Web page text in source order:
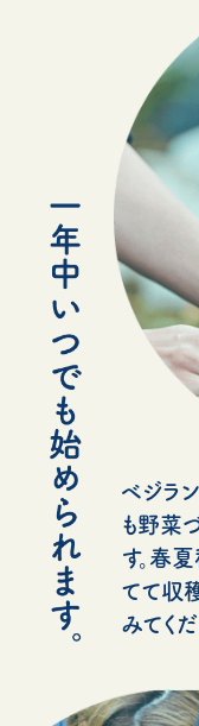
ベジラ
も野菜
す。春
てて収
みてくだ